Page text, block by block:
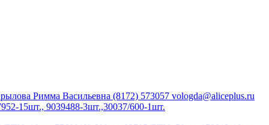
Римма Васильевна (8172) 573057 vologda@aliceplus.ru
15шт., 9039488-3шт.,30037/600-1шт.